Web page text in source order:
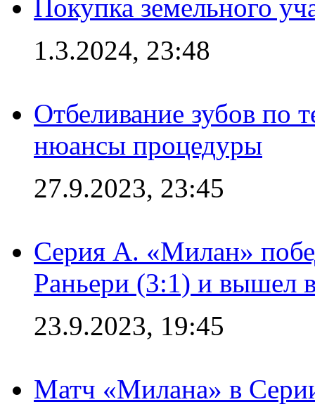
Покупка земельного
1.3.2024, 23:48
Отбеливание зубов по
нюансы процедуры
27.9.2023, 23:45
Серия А. «Милан»
Раньери (3:1) и вышел
23.9.2023, 19:45
Матч «Милана» в